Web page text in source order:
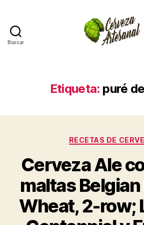
Buscar
en
Etiqueta: puré
RECETAS DE
Cerveza Ale
maltas Belgian
Wheat, 2-row;